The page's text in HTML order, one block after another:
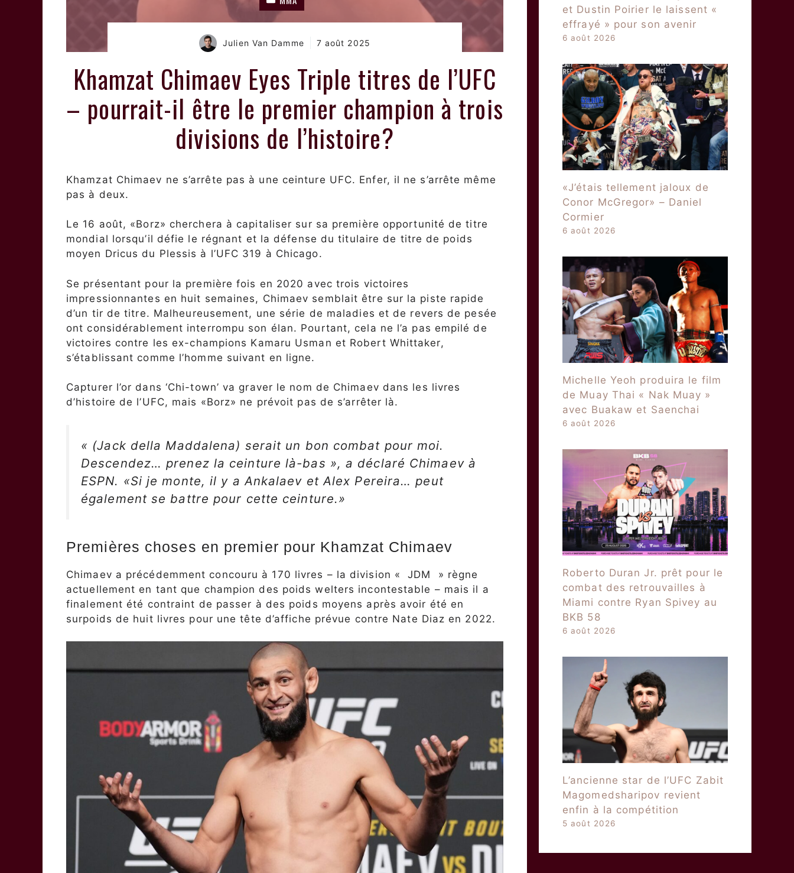
Julien Van Damme 7 août 2025
Khamzat Chimaev Eyes Triple titres de l’UFC
– pourrait-il être le premier champion à trois
divisions de l’histoire?
Khamzat Chimaev ne s’arrête pas à une ceinture UFC. Enfer, il ne s’arrête même
pas à deux.
Le 16 août, «Borz» cherchera à capitaliser sur sa première opportunité de titre
mondial lorsqu’il défie le régnant et la défense du titulaire de titre de poids
moyen Dricus du Plessis à l’UFC 319 à Chicago.
Se présentant pour la première fois en 2020 avec trois victoires
impressionnantes en huit semaines, Chimaev semblait être sur la piste rapide
d’un tir de titre. Malheureusement, une série de maladies et de revers de pesée
ont considérablement interrompu son élan. Pourtant, cela ne l’a pas empilé de
victoires contre les ex-champions Kamaru Usman et Robert Whittaker,
s’établissant comme l’homme suivant en ligne.
Capturer l’or dans ‘Chi-town’ va graver le nom de Chimaev dans les livres
d’histoire de l’UFC, mais «Borz» ne prévoit pas de s’arrêter là.
« (Jack della Maddalena) serait un bon combat pour moi.
Descendez… prenez la ceinture là-bas », a déclaré Chimaev à
ESPN. «Si je monte, il y a Ankalaev et Alex Pereira… peut
également se battre pour cette ceinture.»
Premières choses en premier pour Khamzat Chimaev
Chimaev a précédemment concouru à 170 livres – la division « JDM » règne
actuellement en tant que champion des poids welters incontestable – mais il a
finalement été contraint de passer à des poids moyens après avoir été en
surpoids de huit livres pour une tête d’affiche prévue contre Nate Diaz en 2022.
et Dustin Poirier le laissent «
effrayé » pour son avenir
6 août 2026
«J’étais tellement jaloux de
Conor McGregor» – Daniel
Cormier
6 août 2026
Michelle Yeoh produira le film
de Muay Thai « Nak Muay »
avec Buakaw et Saenchai
6 août 2026
Roberto Duran Jr. prêt pour le
combat des retrouvailles à
Miami contre Ryan Spivey au
BKB 58
6 août 2026
L’ancienne star de l’UFC Zabit
Magomedsharipov revient
enfin à la compétition
5 août 2026